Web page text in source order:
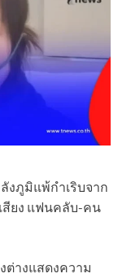
งภูมิแพ้กำเริบจาก
สียง แฟนคลับ-คน
ต่างแสดงความ